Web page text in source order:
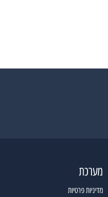
מערכת
מדיניות פרטיות